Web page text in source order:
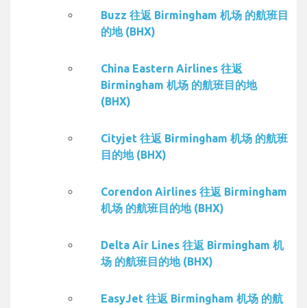
Buzz 往返 Birmingham 机场 的航班目
的地 (BHX)
China Eastern Airlines 往返
Birmingham 机场 的航班目的地
(BHX)
Cityjet 往返 Birmingham 机场 的航班
目的地 (BHX)
Corendon Airlines 往返 Birmingham
机场 的航班目的地 (BHX)
Delta Air Lines 往返 Birmingham 机
场 的航班目的地 (BHX)
EasyJet 往返 Birmingham 机场 的航